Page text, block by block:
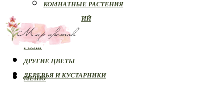
КОМНАТНЫЕ РАСТЕНИЯ
БОЛЕЗНИ РАСТЕНИЙ
ОРХИДЕИ
РОЗЫ
ДРУГИЕ ЦВЕТЫ
ДЕРЕВЬЯ И КУСТАРНИКИ
МЕНЮ